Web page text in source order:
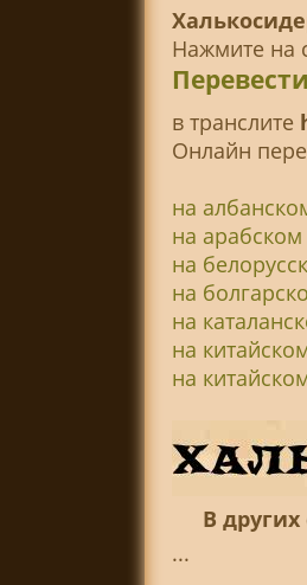
Нажмите на
в транслитe
Онлайн
на
на арабском
на
на
на
на
на
В других
...